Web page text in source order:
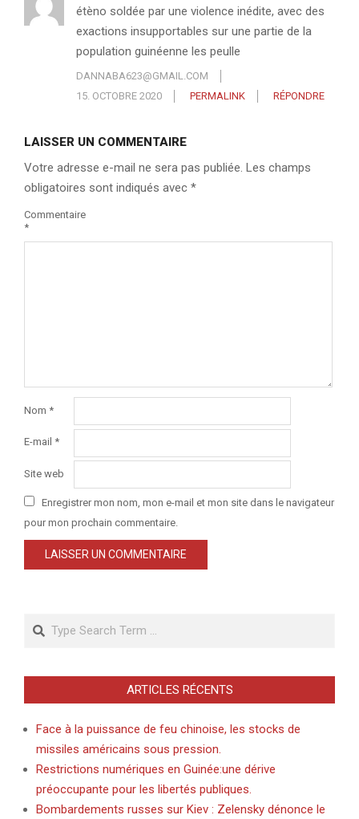
étèno soldée par une violence inédite, avec des
exactions insupportables sur une partie de la
population guinéenne les peulle
DANNABA623@GMAIL.COM
15. OCTOBRE 2020
PERMALINK RÉPONDRE
LAISSER UN COMMENTAIRE
Votre adresse e-mail ne sera pas publiée. Les champs
obligatoires sont indiqués avec *
Commentaire
*
Nom *
E-mail *
Site web
Enregistrer mon nom, mon e-mail et mon site dans le navigateur
pour mon prochain commentaire.
Search
ARTICLES RÉCENTS
Face à la puissance de feu chinoise, les stocks de
missiles américains sous pression.
Restrictions numériques en Guinée:une dérive
préoccupante pour les libertés publiques.
Bombardements russes sur Kiev : Zelensky dénonce le